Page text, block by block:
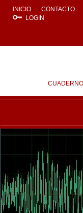
INICIO CONTACTO
LOGIN